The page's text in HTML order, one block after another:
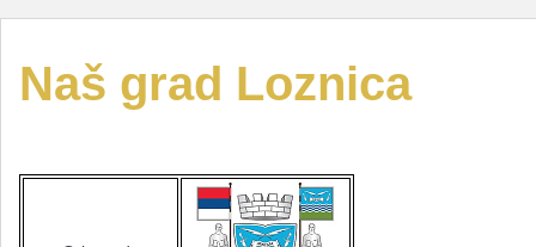
Naš grad Loznica